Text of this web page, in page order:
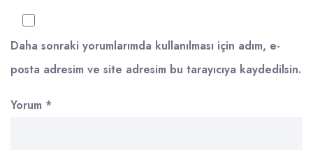
Daha sonraki yorumlarımda kullanılması için adım, e-
posta adresim ve site adresim bu tarayıcıya kaydedilsin.
Yorum *